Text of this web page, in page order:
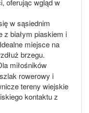
oferując wgląd w
w sąsiednim
z białym piaskiem i
miejsce na
brzegu.
miłośników
rowerowy i
tereny wiejskie
kontaktu z